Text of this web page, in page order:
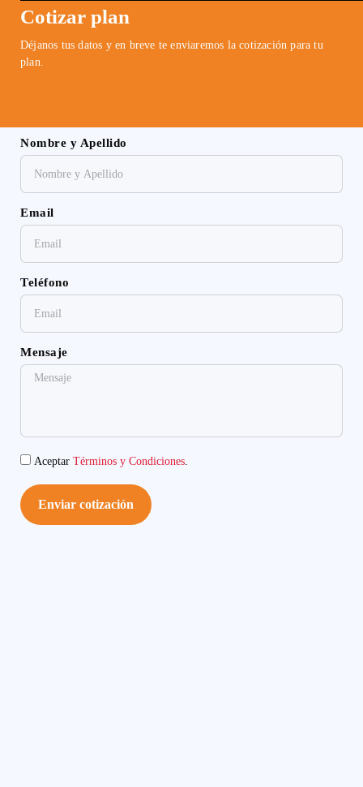
Cotizar plan
Déjanos tus datos y en breve te enviaremos la cotización para tu
plan.
Nombre y Apellido
Email
Teléfono
Mensaje
Aceptar Términos y Condiciones.
Enviar cotización